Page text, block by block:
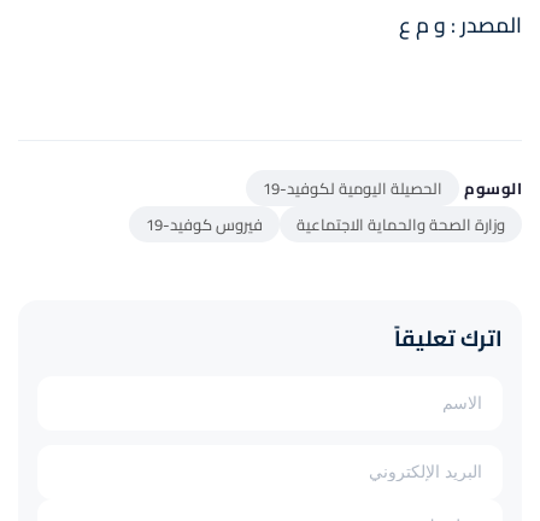
المصدر : و م ع
الوسوم
الحصيلة اليومية لكوفيد-19
وزارة الصحة والحماية الاجتماعية
فيروس كوفيد-19
اترك تعليقاً